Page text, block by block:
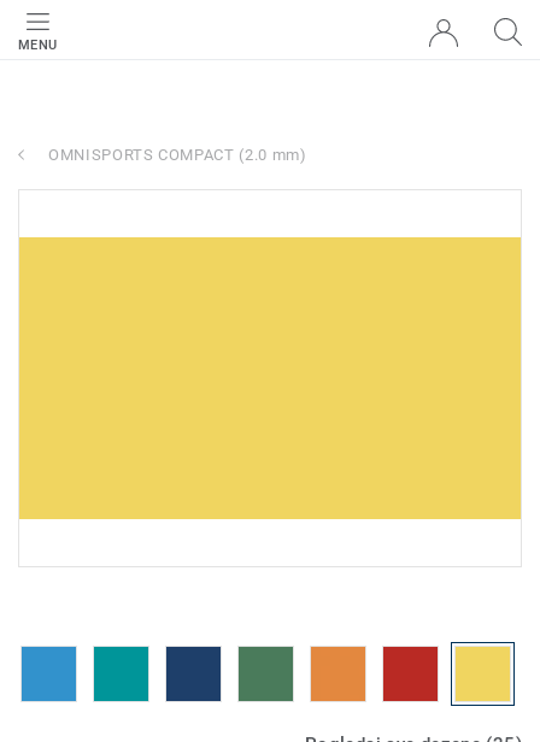
MENU
OMNISPORTS COMPACT (2.0 mm)